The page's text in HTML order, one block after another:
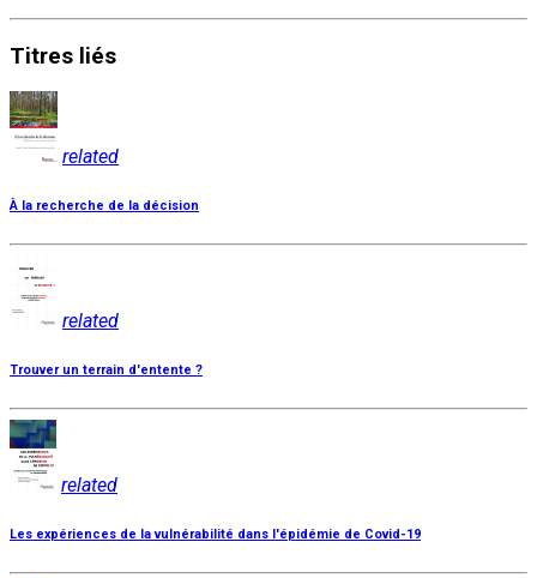
Titres liés
related
À la recherche de la décision
related
Trouver un terrain d'entente ?
related
Les expériences de la vulnérabilité dans l'épidémie de Covid-19